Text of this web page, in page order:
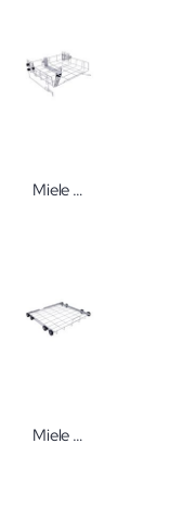
Miele A 102 Oberkorb/Lafette 1 St.
Miele A 151 Unterkorb 1 St. A 151 Unterkorb 1 St.